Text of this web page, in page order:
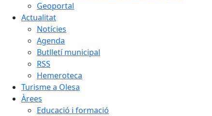
Geoportal
Actualitat
Notícies
Agenda
Butlletí municipal
RSS
Hemeroteca
Turisme a Olesa
Àrees
Educació i formació